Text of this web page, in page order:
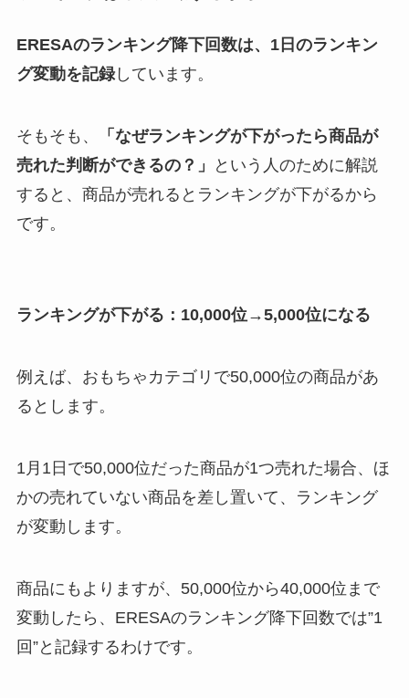
ERESAのランキング降下回数は、1日のランキン
グ変動を記録しています。
そもそも、
「なぜランキングが下がったら商品が
売れた判断ができるの？」
という人のために解説
すると、商品が売れるとランキングが下がるから
です。
ランキングが下がる：10,000位→5,000位になる
例えば、おもちゃカテゴリで50,000位の商品があ
るとします。
1月1日で50,000位だった商品が1つ売れた場合、ほ
かの売れていない商品を差し置いて、ランキング
が変動します。
商品にもよりますが、50,000位から40,000位まで
変動したら、ERESAのランキング降下回数では”1
回”と記録するわけです。